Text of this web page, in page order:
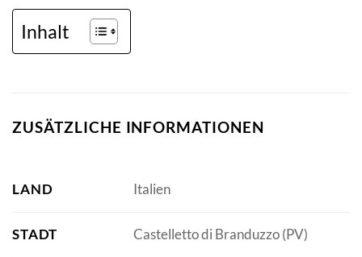
Inhalt
ZUSÄTZLICHE INFORMATIONEN
LAND Italien
STADT Castelletto di Branduzzo (PV)